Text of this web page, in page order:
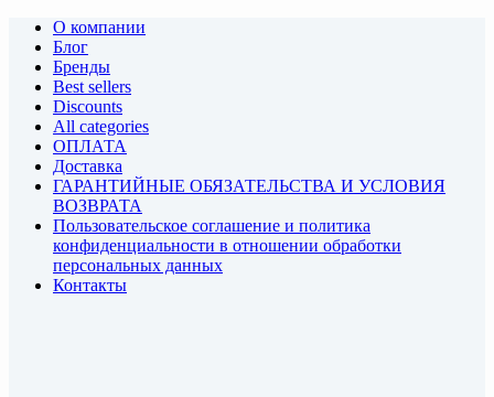
О компании
Блог
Бренды
Best sellers
Discounts
All categories
ОПЛАТА
Доставка
ГАРАНТИЙНЫЕ ОБЯЗАТЕЛЬСТВА И УСЛОВИЯ
ВОЗВРАТА
Пользовательское соглашение и политика
конфиденциальности в отношении обработки
персональных данных
Контакты